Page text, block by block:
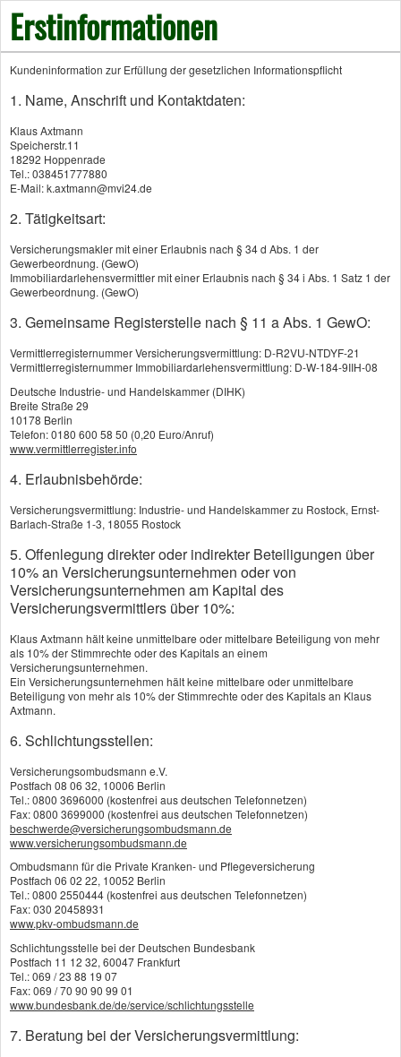
Interessieren Sie sich für das Thema
Erben, Schenken und/oder
Vorsorgevollmacht?
Auch hier bin ich Ihr wertvoller Ansprechpartner und helfe
Ihnen u.a. mit meinem Netzwerk gern weiter.
Schreiben Sie mich einfach an.
Vorname, Name: *
Telefon:
Bearbeitung meines Anliegens verwendet werden (weitere
Informationen und Widerrufshinweise in der
Datenschutzerklärung). *
Die Daten werden über eine sichere SSL-Verbindung
übertragen.
Erstinformationen
Kundeninformation zur Erfüllung der gesetzlichen Informationspflicht
1. Name, Anschrift und Kontaktdaten:
Klaus Axtmann
Speicherstr.11
18292 Hoppenrade
Tel.: 038451777880
E-Mail: k.axtmann@mvi24.de
2. Tätigkeitsart:
Versicherungsmakler mit einer Erlaubnis nach § 34 d Abs. 1 der
Gewerbeordnung. (GewO)
Immobiliardarlehensvermittler mit einer Erlaubnis nach § 34 i Abs. 1 Satz 1 der
Gewerbeordnung. (GewO)
3. Gemeinsame Registerstelle nach § 11 a Abs. 1 GewO:
Vermittlerregisternummer Versicherungsvermittlung: D-R2VU-NTDYF-21
Vermittlerregisternummer Immobiliardarlehensvermittlung: D-W-184-9IIH-08
Deutsche Industrie- und Handelskammer (DIHK)
Breite Straße 29
10178 Berlin
Telefon: 0180 600 58 50 (0,20 Euro/Anruf)
www.vermittlerregister.info
4. Erlaubnisbehörde:
Versicherungsvermittlung: Industrie- und Handelskammer zu Rostock, Ernst-
Barlach-Straße 1-3, 18055 Rostock
5. Offenlegung direkter oder indirekter Beteiligungen über
10% an Versicherungsunternehmen oder von
Versicherungsunternehmen am Kapital des
Versicherungsvermittlers über 10%:
Klaus Axtmann hält keine unmittelbare oder mittelbare Beteiligung von mehr
als 10% der Stimmrechte oder des Kapitals an einem
Versicherungsunternehmen.
Ein Versicherungsunternehmen hält keine mittelbare oder unmittelbare
Beteiligung von mehr als 10% der Stimmrechte oder des Kapitals an Klaus
Axtmann.
6. Schlichtungsstellen:
Versicherungsombudsmann e.V.
Postfach 08 06 32, 10006 Berlin
Tel.: 0800 3696000 (kostenfrei aus deutschen Telefonnetzen)
Fax: 0800 3699000 (kostenfrei aus deutschen Telefonnetzen)
beschwerde@versicherungsombudsmann.de
www.versicherungsombudsmann.de
Ombudsmann für die Private Kranken- und Pflegeversicherung
Postfach 06 02 22, 10052 Berlin
Tel.: 0800 2550444 (kostenfrei aus deutschen Telefonnetzen)
Fax: 030 20458931
www.pkv-ombudsmann.de
Schlichtungsstelle bei der Deutschen Bundesbank
Postfach 11 12 32, 60047 Frankfurt
Tel.: 069 / 23 88 19 07
Fax: 069 / 70 90 90 99 01
www.bundesbank.de/de/service/schlichtungsstelle
7. Beratung bei der Versicherungsvermittlung: